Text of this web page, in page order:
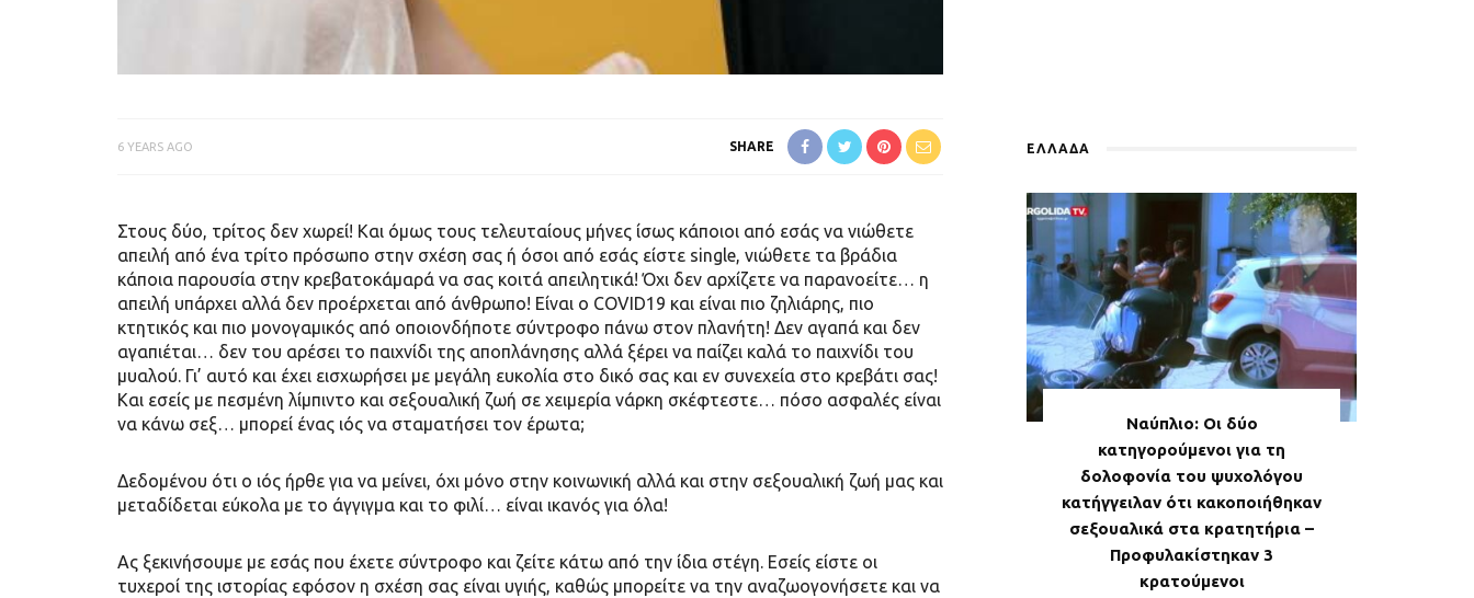
6 YEARS AGO SHARE
Στους δύο, τρίτος δεν χωρεί! Και όμως τους τελευταίους μήνες ίσως κάποιοι από εσάς να νιώθετε
απειλή από ένα τρίτο πρόσωπο στην σχέση σας ή όσοι από εσάς είστε single, νιώθετε τα βράδια
κάποια παρουσία στην κρεβατοκάμαρά να σας κοιτά απειλητικά! Όχι δεν αρχίζετε να παρανοείτε… η
απειλή υπάρχει αλλά δεν προέρχεται από άνθρωπο! Είναι ο COVID19 και είναι πιο ζηλιάρης, πιο
κτητικός και πιο μονογαμικός από οποιονδήποτε σύντροφο πάνω στον πλανήτη! Δεν αγαπά και δεν
αγαπιέται… δεν του αρέσει το παιχνίδι της αποπλάνησης αλλά ξέρει να παίζει καλά το παιχνίδι του
μυαλού. Γι’ αυτό και έχει εισχωρήσει με μεγάλη ευκολία στο δικό σας και εν συνεχεία στο κρεβάτι σας!
Και εσείς με πεσμένη λίμπιντο και σεξουαλική ζωή σε χειμερία νάρκη σκέφτεστε… πόσο ασφαλές είναι
να κάνω σεξ… μπορεί ένας ιός να σταματήσει τον έρωτα;
Δεδομένου ότι ο ιός ήρθε για να μείνει, όχι μόνο στην κοινωνική αλλά και στην σεξουαλική ζωή μας και
μεταδίδεται εύκολα με το άγγιγμα και το φιλί… είναι ικανός για όλα!
Ας ξεκινήσουμε με εσάς που έχετε σύντροφο και ζείτε κάτω από την ίδια στέγη. Εσείς είστε οι
τυχεροί της ιστορίας εφόσον η σχέση σας είναι υγιής, καθώς μπορείτε να την αναζωογονήσετε και να
ΕΛΛΑΔΑ
Ναύπλιο: Οι δύο
κατηγορούμενοι για τη
δολοφονία του ψυχολόγου
κατήγγειλαν ότι κακοποιήθηκαν
σεξουαλικά στα κρατητήρια –
Προφυλακίστηκαν 3
κρατούμενοι